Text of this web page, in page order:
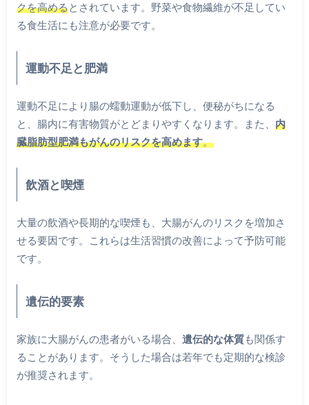
クを高めるとされています。野菜や食物繊維が不足してい
る食生活にも注意が必要です。
運動不足と肥満
運動不足により腸の蠕動運動が低下し、便秘がちになる
と、腸内に有害物質がとどまりやすくなります。また、 内
臓脂肪型肥満もがんのリスクを高めます。
飲酒と喫煙
大量の飲酒や長期的な喫煙も、大腸がんのリスクを増加さ
せる要因です。これらは生活習慣の改善によって予防可能
です。
遺伝的要素
家族に大腸がんの患者がいる場合、 遺伝的な体質も関係す
ることがあります。そうした場合は若年でも定期的な検診
が推奨されます。